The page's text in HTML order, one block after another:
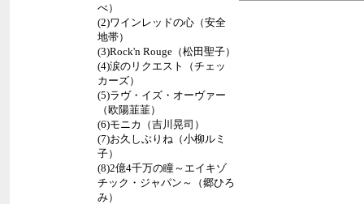
べ）
(2)ワインレッドの心（安全
地帯）
(3)Rock'n Rouge（松田聖子）
(4)涙のリクエスト（チェッ
カーズ）
(5)ラヴ・イズ・オーヴァー
（欧陽韮韮）
(6)モニカ（吉川晃司）
(7)お久しぶりね（小柳ルミ
子）
(8)2億4千万の瞳～エイキゾ
チック・ジャパン～（郷ひろ
み）